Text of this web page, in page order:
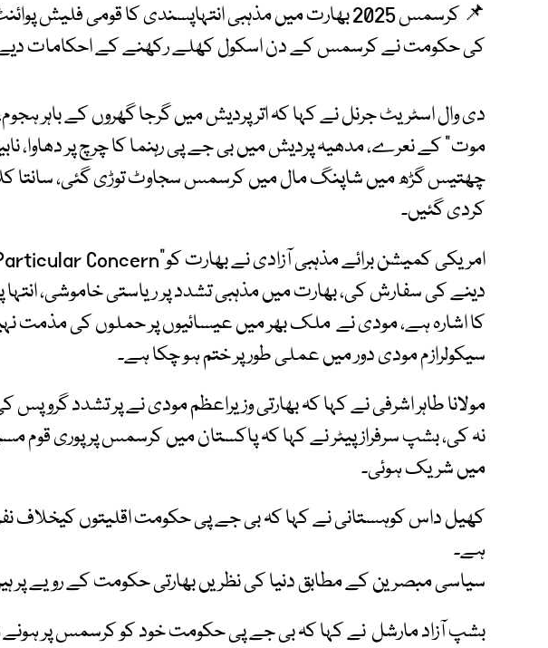
📌 کرسمس 2025 بھارت میں مذہبی انتہاپسندی کا قومی فلیش
کی حکومت نے کرسمس کے دن اسکول کھلے رکھنے کے احکامات
دی وال اسٹریٹ جرنل نے کہا کہ اترپردیش میں گرجا گھروں کے باہر
موت” کے نعرے، مدھیہ پردیش میں بی جے پی رہنما کا چرچ پر دھاوا،
چھتیس گڑھ میں شاپنگ مال میں کرسمس سجاوٹ توڑی گئی، سانتا
کردی گئیں۔
دینے کی سفارش کی، بھارت میں مذہبی تشدد پر ریاستی خاموشی،
کا اشارہ ہے، مودی نے ملک بھر میں عیسائیوں پر حملوں کی مذمت
سیکولرازم مودی دور میں عملی طور پر ختم ہو چکا ہے۔
مولانا طاہر اشرفی نے کہا کہ بھارتی وزیراعظم مودی نے پر تشدد
نہ کی، بشپ سرفراز پیٹر نے کہا کہ پاکستان میں کرسمس پر پوری قوم
میں شریک ہوئی۔
کھیل داس کوہستانی نے کہا کہ بی جے پی حکومت اقلیتوں کیخلاف
ہے۔
سیاسی مبصرین کے مطابق دنیا کی نظریں بھارتی حکومت کے رویے پر
بشپ آزاد مارشل نے کہا کہ بی جے پی حکومت خود کو کرسمس پر ہونے